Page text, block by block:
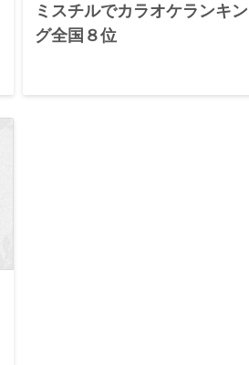
ミスチルでカラオケランキン
グ全国８位